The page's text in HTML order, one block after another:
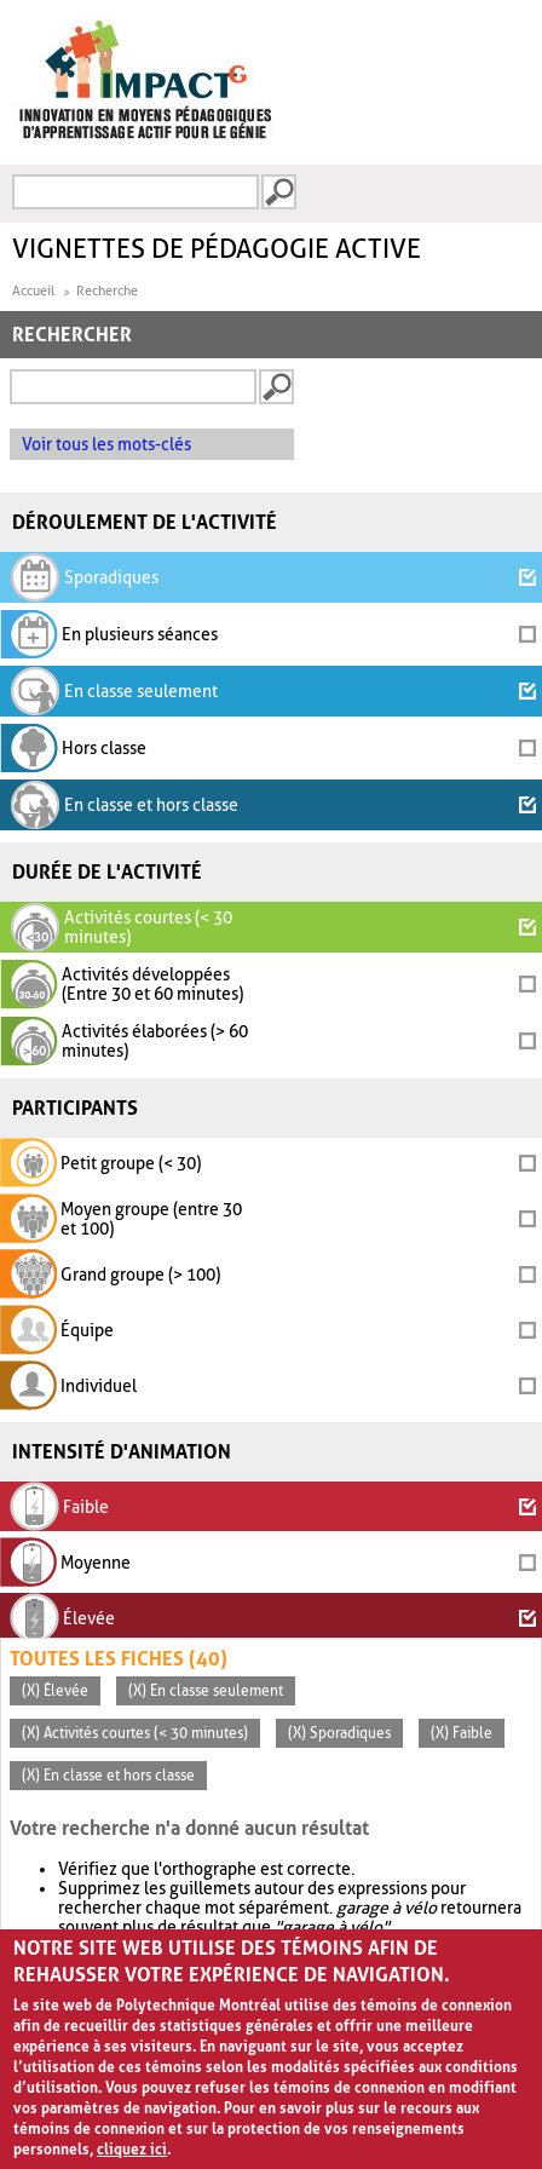
FORMULAIRE DE
VIGNETTES DE PÉDAGOGIE ACTIVE
Accueil Recherche
RECHERCHER
Voir tous les mots-clés
DÉROULEMENT DE L'ACTIVITÉ
Sporadiques
En plusieurs séances
En classe seulement
Hors classe
En classe et hors classe
DURÉE DE L'ACTIVITÉ
Activités courtes (< 30
minutes)
Activités développées
(Entre 30 et 60 minutes)
Activités élaborées (> 60
minutes)
PARTICIPANTS
Petit groupe (< 30)
Moyen groupe (entre 30
et 100)
Grand groupe (> 100)
Équipe
Individuel
INTENSITÉ D'ANIMATION
Faible
Moyenne
Élevée
TOUTES LES FICHES (40)
(X) Élevée (X) En classe seulement
(X) Activités courtes (< 30 minutes) (X) Sporadiques (X) Faible
(X) En classe et hors classe
Votre recherche n'a donné aucun résultat
Vérifiez que l'orthographe est correcte.
Supprimez les guillemets autour des expressions pour
rechercher chaque mot séparément. garage à véloretournera
souvent plus de résultat que"garage à vélo".
Envisagez d'élargir votre recherche avec OR.garage OR vélo
retournera souvent plus de résultat quegarage à vélo
NOTRE SITE WEB UTILISE DES TÉMOINS AFIN DE
REHAUSSER VOTRE EXPÉRIENCE DE NAVIGATION.
Le site web de Polytechnique Montréal utilise des témoins de connexion
afin de recueillir des statistiques générales et offrir une meilleure
expérience à ses visiteurs. En naviguant sur le site, vous acceptez
l’utilisation de ces témoins selon les modalités spécifiées aux conditions
d’utilisation. Vous pouvez refuser les témoins de connexion en modifiant
vos paramètres de navigation. Pour en savoir plus sur le recours aux
témoins de connexion et sur la protection de vos renseignements
personnels,cliquez ici.